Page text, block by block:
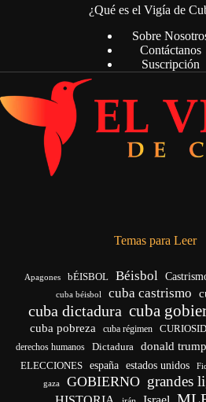
¿Qué es el Vigía de
Sobre
Contáctanos
Suscripción
Temas para Leer
Apagones bÉISBOL Béisbol
cuba béisbol cuba castrismo
cuba dictadura cuba
cuba pobreza cuba régimen
derechos humanos Dictadura donald trump
ELECCIONES españa estados unidos
gaza GOBIERNO grandes